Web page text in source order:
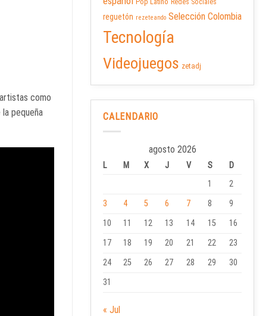
como
pequeña
Redes Sociales
reguetón rezeteando Selección Colombia
Tecnología
Videojuegos zetadj
CALENDARIO
agosto 2026
L M X J V S
D
1
2
3
4 5 6 7 8
9
10
11 12 13 14 15
16
17
18 19 20 21 22
23
24
25 26 27 28 29
30
31
« Jul